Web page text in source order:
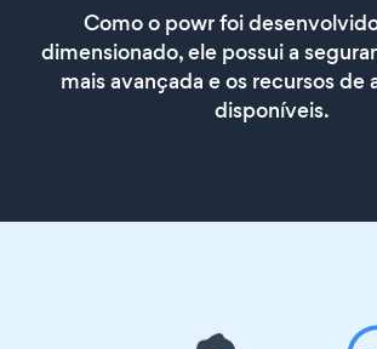
Como o powr foi
dimensionado, ele possui a
mais avançada e os recursos de
disponíveis.